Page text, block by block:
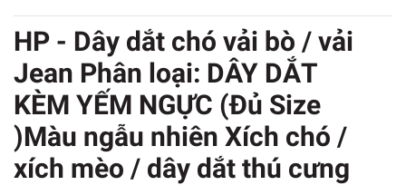
HP - Dây dắt chó vải bò / vải
Jean Phân loại: DÂY DẮT
KÈM YẾM NGỰC (Đủ Size
)Màu ngẫu nhiên Xích chó /
xích mèo / dây dắt thú cưng